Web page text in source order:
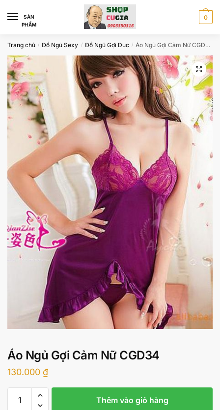
navigation
content
SÀN
PHẨM
0
Trang chủ / Đồ Ngũ Sexy / Đồ Ngũ Gợi Dục / Áo Ngủ Gợi Cảm Nữ CGD34
Áo Ngủ Gợi Cảm Nữ CGD34
130.000 ₫
Ngủ
Thêm vào giỏ hàng